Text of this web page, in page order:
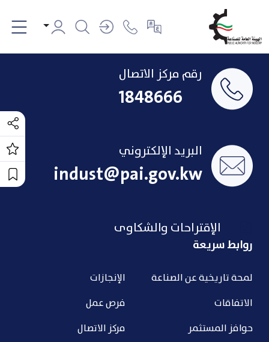
رقم مركز الاتصال
1848666
البريد الإلكتروني
indust@pai.gov.kw
الإقتراحات والشكاوى
روابط سريعة
لمحة تاريخية عن الصناعة
الاتفاقات
حوافز المستثمر
الإنجازات
فرص عمل
مركز الاتصال